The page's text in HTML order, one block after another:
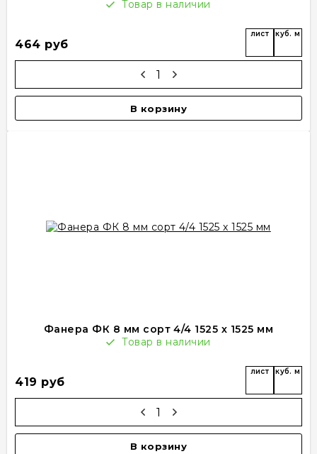
Товар в наличии
464 руб
лист куб. м
В корзину
Фанера ФК 8 мм сорт 4/4 1525 х 1525 мм
Товар в наличии
419 руб
лист куб. м
В корзину